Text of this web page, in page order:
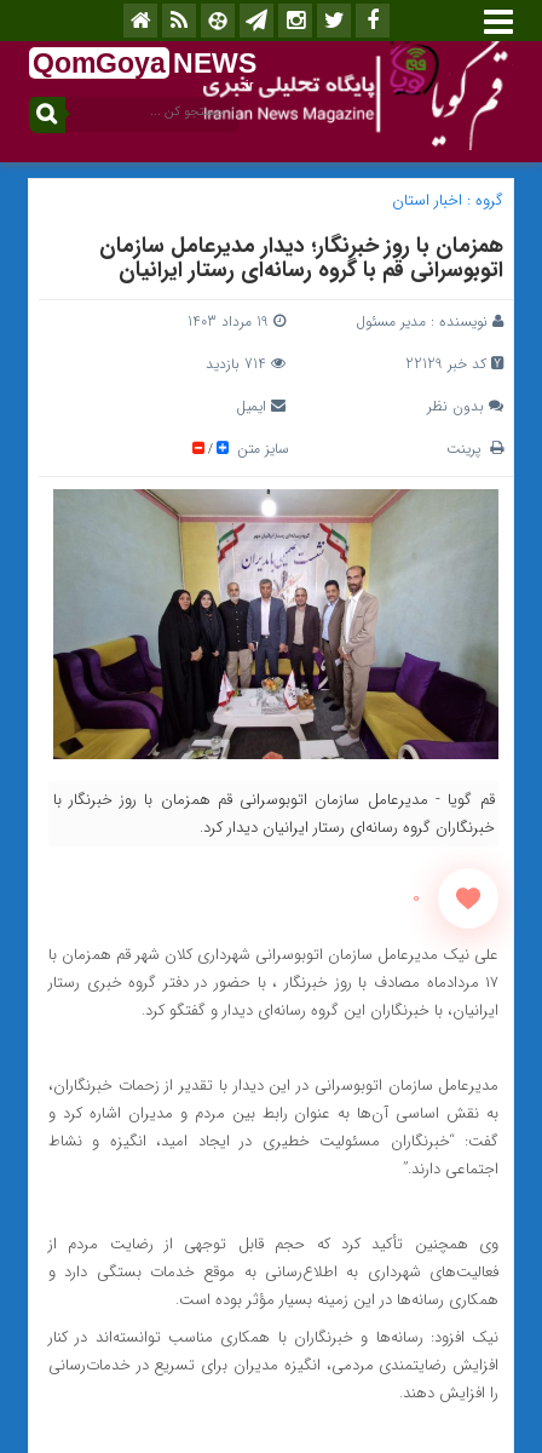
QomGoya NEWS
.ir
گروه : اخبار استان
همزمان با روز خبرنگار؛ دیدار مدیرعامل سازمان
اتوبوسرانی قم با گروه رسانه‌ای رستار ایرانیان
نویسنده : مدیر مسئول
کد خبر 22129
بدون نظر
ایمیل
پرینت
سایز متن /
قم گویا - مدیرعامل سازمان اتوبوسرانی قم همزمان با روز خبرنگار با
خبرنگاران گروه رسانه‌ای رستار ایرانیان دیدار کرد.
0
علی نیک مدیرعامل سازمان اتوبوسرانی شهرداری کلان شهر قم همزمان با
۱۷ مردادماه مصادف با روز خبرنگار ، با حضور در دفتر گروه خبری رستار
ایرانیان، با خبرنگاران این گروه رسانه‌ای دیدار و گفتگو کرد.
مدیرعامل سازمان اتوبوسرانی در این دیدار با تقدیر از زحمات خبرنگاران،
به نقش اساسی آن‌ها به عنوان رابط بین مردم و مدیران اشاره کرد و
گفت: “خبرنگاران مسئولیت خطیری در ایجاد امید، انگیزه و نشاط
اجتماعی دارند.”
وی همچنین تأکید کرد که حجم قابل توجهی از رضایت مردم از
فعالیت‌های شهرداری به اطلاع‌رسانی به موقع خدمات بستگی دارد و
همکاری رسانه‌ها در این زمینه بسیار مؤثر بوده است.
نیک افزود: رسانه‌ها و خبرنگاران با همکاری مناسب توانسته‌اند در کنار
افزایش رضایتمندی مردمی، انگیزه مدیران برای تسریع در خدمات‌رسانی
را افزایش دهند.